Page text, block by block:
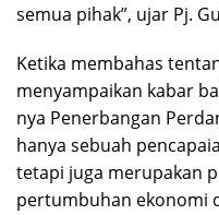
semua pihak”, ujar Pj.
Ketika membahas
menyampaikan kabar
nya Penerbangan
hanya sebuah
tetapi juga merupakan
pertumbuhan ekonomi